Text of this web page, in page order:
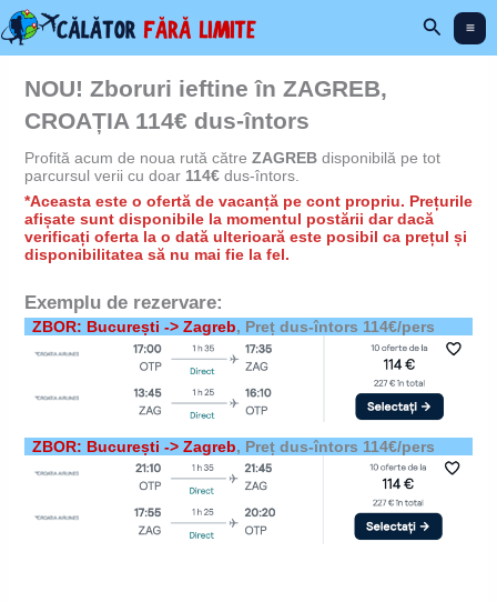
Skip
to
content
Search
NOU! Zboruri ieftine în ZAGREB,
CROAȚIA 114€ dus-întors
Profită acum de noua rută către ZAGREBdisponibilă pe tot
parcursul verii cu doar 114€dus-întors.
*Aceasta este o ofertă de vacanță pe cont propriu. Prețurile
afișate sunt disponibile la momentul postării dar dacă
verificați oferta la o dată ulterioară este posibil ca prețul și
disponibilitatea să nu mai fie la fel.
Exemplu de rezervare:
ZBOR: București -> Zagreb, Preț dus-întors 114€/pers
ZBOR: București -> Zagreb, Preț dus-întors 114€/pers